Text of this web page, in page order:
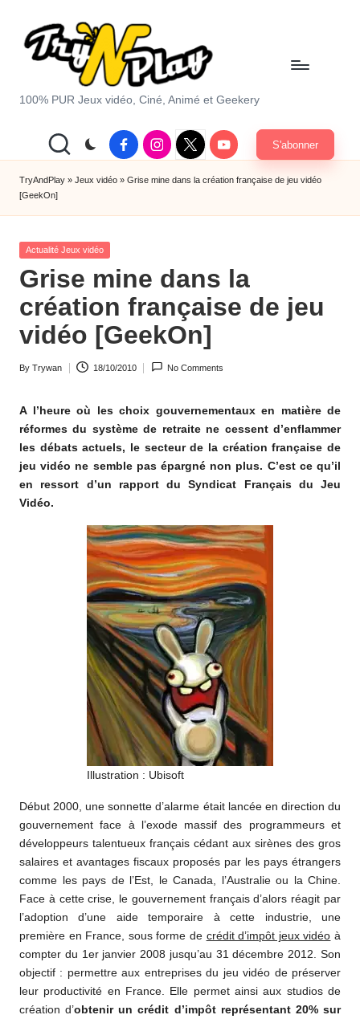
T
y
A
n
d
P
la
y.
m
100% PUR Jeux vidéo, Ciné, Animé et Geekery
FacebookInstagram
X
|
Twitter
Youtube S'abonner
TryAndPlay » Jeux vidéo » Grise mine dans la création française de jeu vidéo
[GeekOn]
Posted
Actualité Jeux vidéo
Grise mine dans la
création française de jeu
vidéo [GeekOn]
Posted
By Trywan 18/10/2010 No Comments
A l’heure où les choix gouvernementaux en matière de
réformes du système de retraite ne cessent d’enflammer
les débats actuels, le secteur de la création française de
jeu vidéo ne semble pas épargné non plus. C’est ce qu’il
en ressort d’un rapport du Syndicat Français du Jeu
Vidéo.
Illustration : Ubisoft
Début 2000, une sonnette d’alarme était lancée en direction du
gouvernement face à l’exode massif des programmeurs et
développeurs talentueux français cédant aux sirènes des gros
salaires et avantages fiscaux proposés par les pays étrangers
comme les pays de l’Est, le Canada, l’Australie ou la Chine.
Face à cette crise, le gouvernement français d’alors réagit par
l’adoption d’une aide temporaire à cette industrie, une
première en France, sous forme de crédit d’impôt jeux vidéo à
compter du 1er janvier 2008 jusqu’au 31 décembre 2012. Son
objectif : permettre aux entreprises du jeu vidéo de préserver
leur productivité en France. Elle permet ainsi aux studios de
création d’obtenir un crédit d’impôt représentant 20% sur